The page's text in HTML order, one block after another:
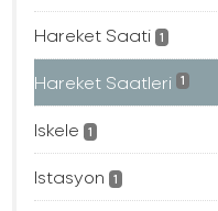
Hareket Saati 1
Hareket Saatleri 1
Iskele 1
Istasyon 1